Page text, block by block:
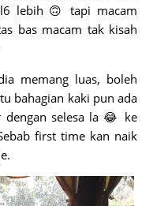
lebih 🙃 tapi macam
bas macam tak kisah
memang luas, boleh
bahagian kaki pun ada
selesa la 😂 ke
first time kan naik